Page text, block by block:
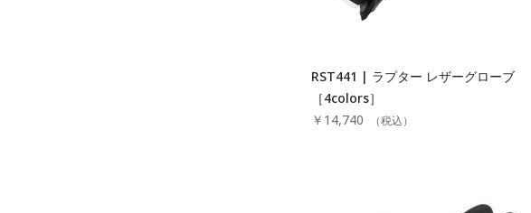
RST441 | ラプター レザーグローブ
［4colors］
￥14,740
（税込）